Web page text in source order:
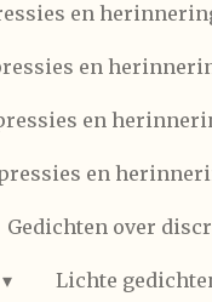
en
en
en
en
Gedichten over
Lichte